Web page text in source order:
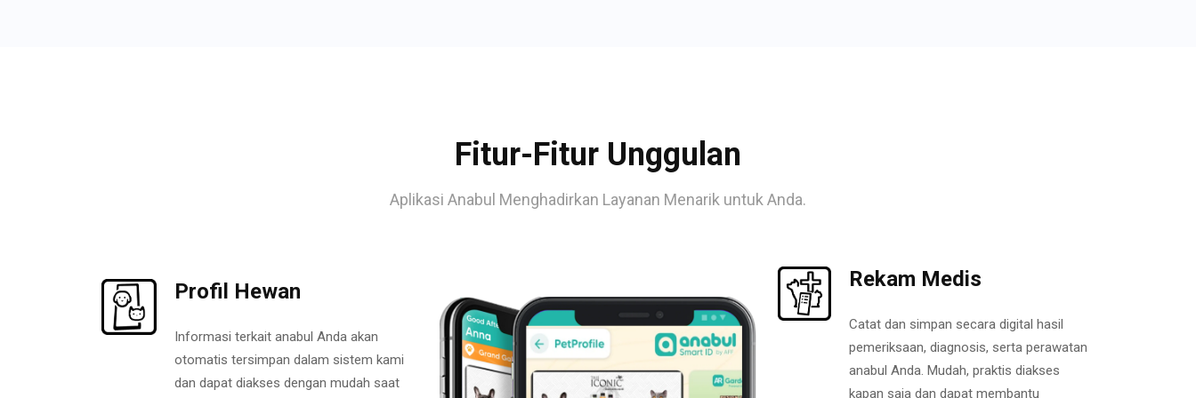
Fitur-Fitur Unggulan
Aplikasi Anabul Menghadirkan Layanan Menarik untuk Anda.
Profil Hewan
Informasi terkait anabul Anda akan
otomatis tersimpan dalam sistem kami
dan dapat diakses dengan mudah saat
Rekam Medis
Catat dan simpan secara digital hasil
pemeriksaan, diagnosis, serta perawatan
anabul Anda. Mudah, praktis diakses
kapan saja dan dapat membantu